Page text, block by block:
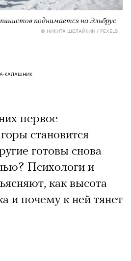
поднимается на Эльбрус
© НИКИТА ШЕЛАЙКИН / PEXELS
КАЛАШНИК
первое
становится
готовы снова
Психологи и
как высота
и почему к ней тянет